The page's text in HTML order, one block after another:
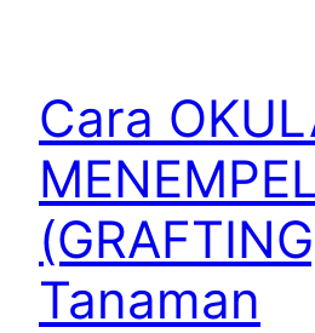
Cara
Tanaman